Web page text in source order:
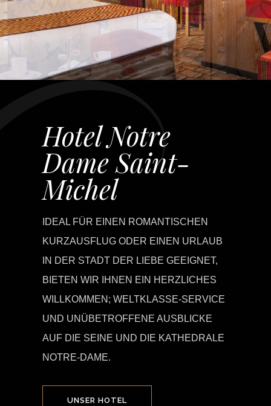
Hotel Notre
Dame Saint-
Michel
IDEAL FÜR EINEN ROMANTISCHEN
KURZAUSFLUG ODER EINEN URLAUB
IN DER STADT DER LIEBE GEEIGNET,
BIETEN WIR IHNEN EIN HERZLICHES
WILLKOMMEN; WELTKLASSE-SERVICE
UND UNÜBETROFFENE AUSBLICKE
AUF DIE SEINE UND DIE KATHEDRALE
NOTRE-DAME.
UNSER HOTEL